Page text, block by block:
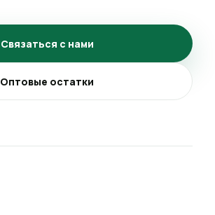
Связаться с нами
Оптовые остатки